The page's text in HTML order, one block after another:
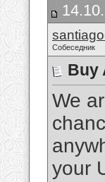
Собеседник
Buy
We
your